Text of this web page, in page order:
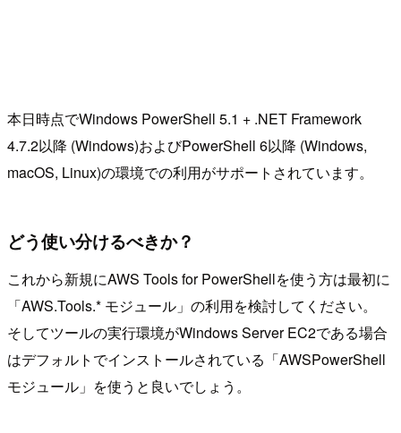
本日時点でWindows PowerShell 5.1 + .NET Framework
4.7.2以降 (Windows)およびPowerShell 6以降 (Windows,
macOS, Linux)の環境での利用がサポートされています。
どう使い分けるべきか？
これから新規にAWS Tools for PowerShellを使う方は最初に
「AWS.Tools.* モジュール」の利用を検討してください。
そしてツールの実行環境がWindows Server EC2である場合
はデフォルトでインストールされている「AWSPowerShell
モジュール」を使うと良いでしょう。